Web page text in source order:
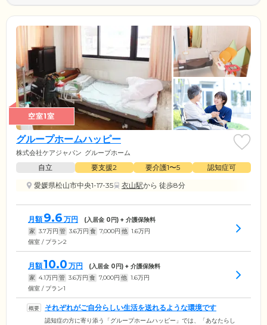
空室1室
グループホームハッピー
株式会社ケアジャパン グループホーム
自立 要支援2 要介護1〜5
認知症可
愛媛県松山市中央1-17-35
衣山駅から 徒歩8分
月額 9.6 万円 (入居金 0円) + 介護保険料
家 3.7万円 管 3.6万円 食 7,000円 他 1.6万円
個室 / プラン2
月額10.0 万円 (入居金 0円) + 介護保険料
家 4.1万円 管 3.6万円 食 7,000円 他 1.6万円
個室 / プラン1
それぞれがご自分らしい生活を送れるような環境です
認知症の方に寄り添う「グループホームハッピー」では、「あなたらし